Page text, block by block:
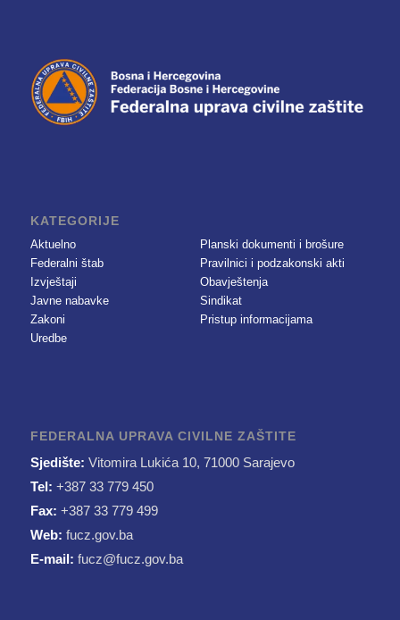
KATEGORIJE
Aktuelno
Federalni štab
Izvještaji
Javne nabavke
Zakoni
Uredbe
Planski dokumenti i brošure
Pravilnici i podzakonski akti
Obavještenja
Sindikat
Pristup informacijama
FEDERALNA UPRAVA CIVILNE ZAŠTITE
Sjedište: Vitomira Lukića 10, 71000 Sarajevo
Tel: +387 33 779 450
Fax: +387 33 779 499
Web: fucz.gov.ba
E-mail: fucz@fucz.gov.ba